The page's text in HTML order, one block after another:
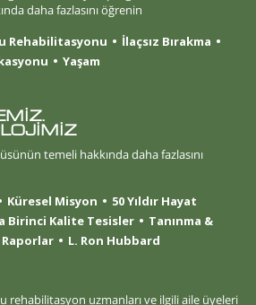
daha fazlasını öğrenin
Rehabilitasyonu
İlaçsız Bırakma
Yaşam
temeli hakkında daha fazlasını
Küresel Misyon
50 Yıldır Hayat
Birinci Kalite Tesisler
Tanınma &
Raporlar L. Ron Hubbard
rehabilitasyon uzmanları ve ilgili aile üyeleri